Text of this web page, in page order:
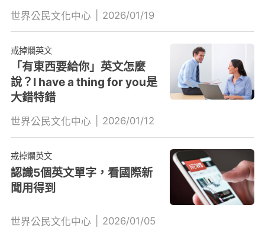
世界公民文化中心 2026/01/19
戒掉爛英文
「有東西要給你」英文怎麼
說？I have a thing for you是
大錯特錯
世界公民文化中心 2026/01/12
戒掉爛英文
認識5個英文單字，看國際新
聞用得到
世界公民文化中心 2026/01/05